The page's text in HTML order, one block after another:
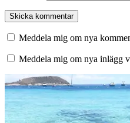
Meddela mig om nya
Meddela mig om nya inlägg